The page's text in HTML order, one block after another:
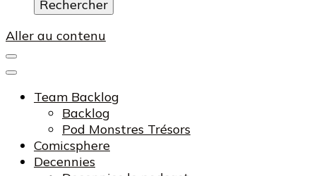
Aller au contenu
Team Backlog
Backlog
Pod Monstres Trésors
Comicsphere
Decennies